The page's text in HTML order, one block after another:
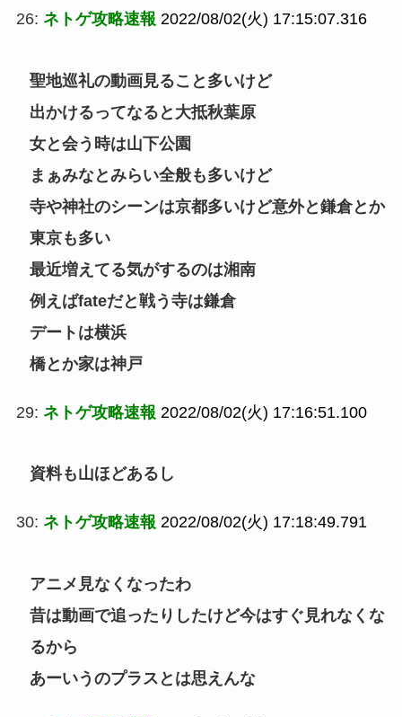
26: ネトゲ攻略速報 2022/08/02(火) 17:15:07.316
聖地巡礼の動画見ること多いけど
出かけるってなると大抵秋葉原
女と会う時は山下公園
まぁみなとみらい全般も多いけど
寺や神社のシーンは京都多いけど意外と鎌倉とか
東京も多い
最近増えてる気がするのは湘南
例えばfateだと戦う寺は鎌倉
デートは横浜
橋とか家は神戸
29: ネトゲ攻略速報 2022/08/02(火) 17:16:51.100
資料も山ほどあるし
30: ネトゲ攻略速報 2022/08/02(火) 17:18:49.791
アニメ見なくなったわ
昔は動画で追ったりしたけど今はすぐ見れなくな
るから
あーいうのプラスとは思えんな